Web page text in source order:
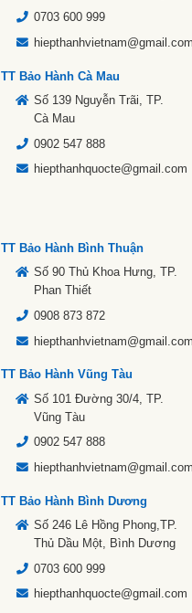
0703 600 999
TT Bảo Hành Cà Mau
Số 139 Nguyễn Trãi, TP.
Cà Mau
0902 547 888
hiepthanhquocte@gmail.com
TT Bảo Hành Bình Thuận
Số 90 Thủ Khoa Hưng, TP.
Phan Thiết
0908 873 872
TT Bảo Hành Vũng Tàu
Số 101 Đường 30/4, TP.
Vũng Tàu
0902 547 888
TT Bảo Hành Bình Dương
Số 246 Lê Hồng Phong,TP.
Thủ Dầu Một, Bình Dương
0703 600 999
hiepthanhquocte@gmail.com